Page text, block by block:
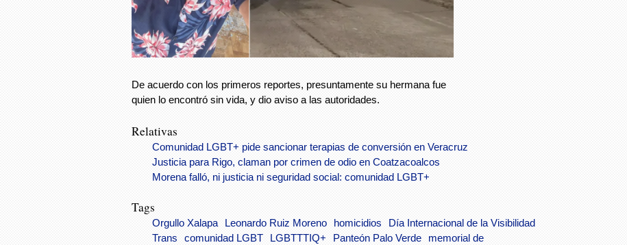
De acuerdo con los primeros reportes, presuntamente su hermana fue
quien lo encontró sin vida, y dio aviso a las autoridades.
Relativas
Comunidad LGBT+ pide sancionar terapias de conversión en Veracruz
Justicia para Rigo, claman por crimen de odio en Coatzacoalcos
Morena falló, ni justicia ni seguridad social: comunidad LGBT+
Tags
Orgullo Xalapa Leonardo Ruiz Moreno homicidios
Día Internacional de la Visibilidad
Trans
comunidad LGBT LGBTTTIQ+ Panteón Palo Verde memorial de